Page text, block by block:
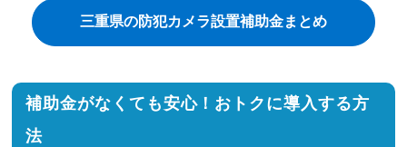
三重県の防犯カメラ設置補助金まとめ
補助金がなくても安心！おトクに導入する方
法